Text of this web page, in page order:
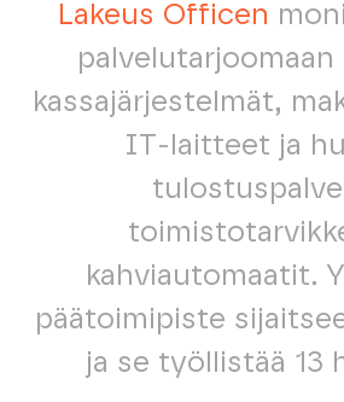
Lakeus Officen
kassajärjestelmät,
IT-laitteet ja
kahviautomaatit.
päätoimipiste
ja se työllistää 13